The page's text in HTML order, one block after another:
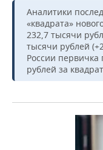
Аналитики
«квадрата»
232,7 тысячи
тысячи рублей
России первичка
рублей за